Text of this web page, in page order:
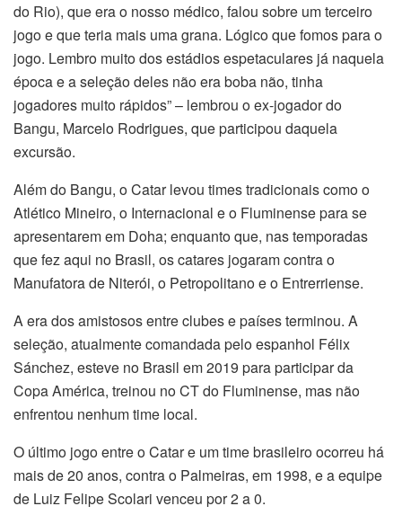
do Rio), que era o nosso médico, falou sobre um terceiro
jogo e que teria mais uma grana. Lógico que fomos para o
jogo. Lembro muito dos estádios espetaculares já naquela
época e a seleção deles não era boba não, tinha
jogadores muito rápidos” – lembrou o ex-jogador do
Bangu, Marcelo Rodrigues, que participou daquela
excursão.
Além do Bangu, o Catar levou times tradicionais como o
Atlético Mineiro, o Internacional e o Fluminense para se
apresentarem em Doha; enquanto que, nas temporadas
que fez aqui no Brasil, os catares jogaram contra o
Manufatora de Niterói, o Petropolitano e o Entrerriense.
A era dos amistosos entre clubes e países terminou. A
seleção, atualmente comandada pelo espanhol Félix
Sánchez, esteve no Brasil em 2019 para participar da
Copa América, treinou no CT do Fluminense, mas não
enfrentou nenhum time local.
O último jogo entre o Catar e um time brasileiro ocorreu há
mais de 20 anos, contra o Palmeiras, em 1998, e a equipe
de Luiz Felipe Scolari venceu por 2 a 0.